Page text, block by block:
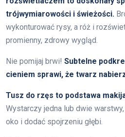
trójwymiarowości i świeżości.
wykonturować rysy, a róż i
promienny, zdrowy wygląd.
Nie pomijaj brwi! Subtelne
cieniem sprawi, że twarz
Tusz do rzęs to podstawa
Wystarczy jedna lub dwie
oko i dodać spojrzeniu głębi.